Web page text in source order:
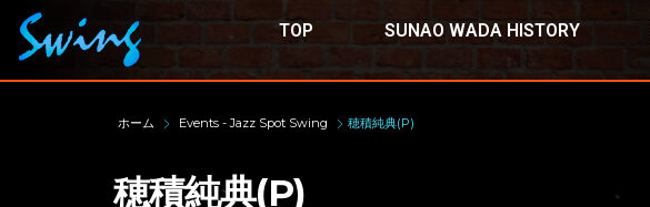
TOP SUNAO WADA HISTORY
ホーム Events - Jazz Spot Swing 穂積純典(P)
穂積純典(P)